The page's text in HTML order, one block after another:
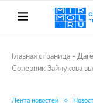
Главная страница »
Соперник Зайнукова
Лента новостей